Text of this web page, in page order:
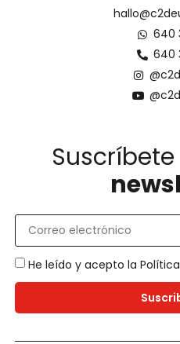
640
640
Suscríbete
He leído y acepto la